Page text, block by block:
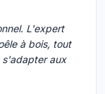
L'expert
à bois, tout
s'adapter aux